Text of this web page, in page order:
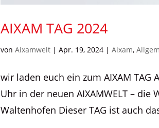
AIXAM TAG 2024
vonAixamwelt |Apr. 19, 2024 |Aixam,
wir laden euch ein zum AIXAM TAG
Uhr in der neuen AIXAMWELT –
Waltenhofen Dieser TAG ist auch